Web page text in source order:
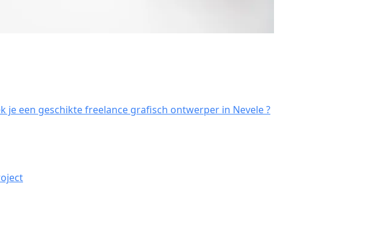
je een geschikte freelance grafisch ontwerper in Nevele ?